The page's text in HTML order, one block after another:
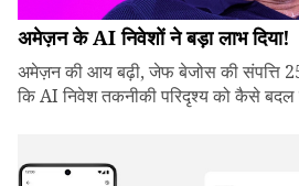
अमेज़न के AI निवेशों ने बड़ा लाभ दिया!
अमेज़न की आय बढ़ी, जेफ बेजोस की संपत्ति
कि AI निवेश तकनीकी परिदृश्य को कैसे बदल